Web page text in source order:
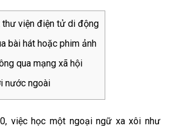
thư viện điện tử di động
bài hát hoặc phim ảnh
qua mạng xã hội
nước ngoài
việc học một ngoại ngữ xa xôi như